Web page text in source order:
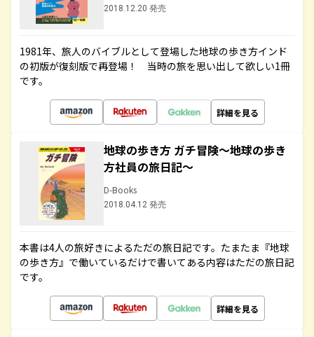
2018.12.20 発売
1981年、旅人のバイブルとして登場した地球の歩き方インド
の初版が復刻版で再登場！ 当時の旅を思い出して欲しい1冊
です。
詳細を見る
地球の歩き方 ガチ冒険～地球の歩き
方社員の旅日記～
D-Books
2018.04.12 発売
本書は4人の旅好きによるただの旅日記です。たまたま『地球
の歩き方』で働いているだけで書いてある内容はただの旅日記
です。
詳細を見る